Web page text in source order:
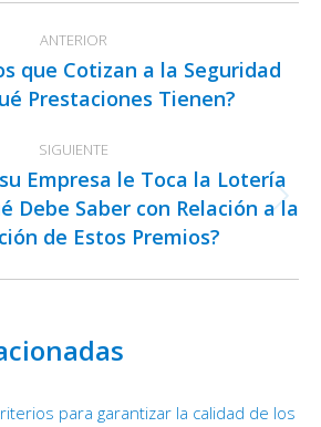
ANTERIOR
Publicación
anterior:
que Cotizan a la Seguridad
Prestaciones Tienen?
SIGUIENTE
Publicación
siguiente:
Empresa le Toca la Lotería
Debe Saber con Relación a la
de Estos Premios?
para garantizar la calidad de los